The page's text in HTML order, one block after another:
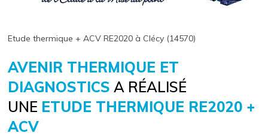
Etude thermique + ACV RE2020 à Clécy (14570)
AVENIR THERMIQUE ET
DIAGNOSTICS A RÉALISÉ
UNE ETUDE THERMIQUE RE2020 +
ACV